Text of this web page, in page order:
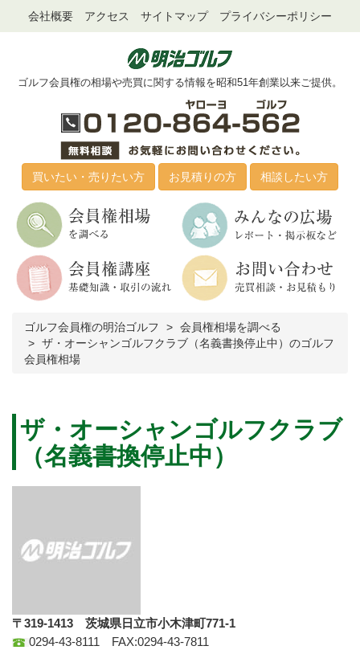
会社概要 アクセス サイトマップ プライバシーポリシー
ゴルフ会員権の相場や売買に関する情報を昭和51年創業以来ご提供。
買いたい・売りたい方 お見積りの方 相談したい方
ゴルフ会員権の明治ゴルフ
会員権相場を調べる
ザ・オーシャンゴルフクラブ（名義書換停止中）のゴルフ
会員権相場
ザ・オーシャンゴルフクラブ
（名義書換停止中）
〒319-1413 茨城県日立市小木津町771-1
0294-43-8111 FAX:0294-43-7811